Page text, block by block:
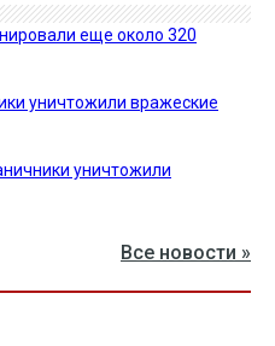
еще около 320
уничтожили вражеские
уничтожили
Все новости »